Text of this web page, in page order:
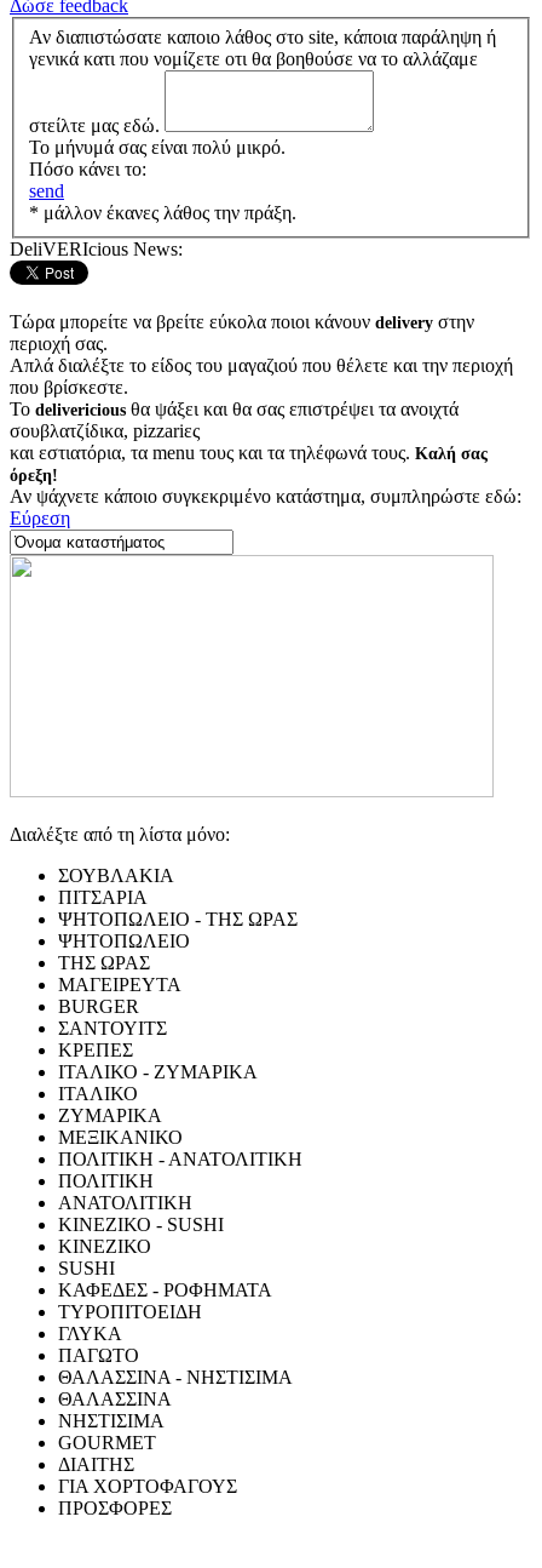
Δώσε feedback
Αν διαπιστώσατε καποιο λάθος στο site, κάποια παράληψη ή
γενικά κατι που νομίζετε οτι θα βοηθούσε να το αλλάζαμε
στείλτε μας εδώ.
Το μήνυμά σας είναι πολύ μικρό.
Πόσο κάνει το:
send
* μάλλον έκανες λάθος την πράξη.
DeliVERIcious News:
Τώρα μπορείτε να βρείτε εύκολα ποιοι κάνουν delivery στην
περιοχή σας.
Απλά διαλέξτε το είδος του μαγαζιού που θέλετε και την περιοχή
που βρίσκεστε.
Το delivericious θα ψάξει και θα σας επιστρέψει τα ανοιχτά
σουβλατζίδικα, pizzariες
και εστιατόρια, τα menu τους και τα τηλέφωνά τους. Καλή σας
όρεξη!
Αν ψάχνετε κάποιο συγκεκριμένο κατάστημα, συμπληρώστε εδώ:
Εύρεση
Διαλέξτε από τη λίστα μόνο:
ΣΟΥΒΛΑΚΙΑ
ΠΙΤΣΑΡΙΑ
ΨΗΤΟΠΩΛΕΙΟ - ΤΗΣ ΩΡΑΣ
ΨΗΤΟΠΩΛΕΙΟ
ΤΗΣ ΩΡΑΣ
ΜΑΓΕΙΡΕΥΤΑ
BURGER
ΣΑΝΤΟΥΙΤΣ
ΚΡΕΠΕΣ
ΙΤΑΛΙΚΟ - ΖΥΜΑΡΙΚΑ
ΙΤΑΛΙΚΟ
ΖΥΜΑΡΙΚΑ
ΜΕΞΙΚΑΝΙΚΟ
ΠΟΛΙΤΙΚΗ - ΑΝΑΤΟΛΙΤΙΚΗ
ΠΟΛΙΤΙΚΗ
ΑΝΑΤΟΛΙΤΙΚΗ
ΚΙΝΕΖΙΚΟ - SUSHI
ΚΙΝΕΖΙΚΟ
SUSHI
ΚΑΦΕΔΕΣ - ΡΟΦΗΜΑΤΑ
ΤΥΡΟΠΙΤΟΕΙΔΗ
ΓΛΥΚΑ
ΠΑΓΩΤΟ
ΘΑΛΑΣΣΙΝΑ - ΝΗΣΤΙΣΙΜΑ
ΘΑΛΑΣΣΙΝΑ
ΝΗΣΤΙΣΙΜΑ
GOURMET
ΔΙΑΙΤΗΣ
ΓΙΑ ΧΟΡΤΟΦΑΓΟΥΣ
ΠΡΟΣΦΟΡΕΣ